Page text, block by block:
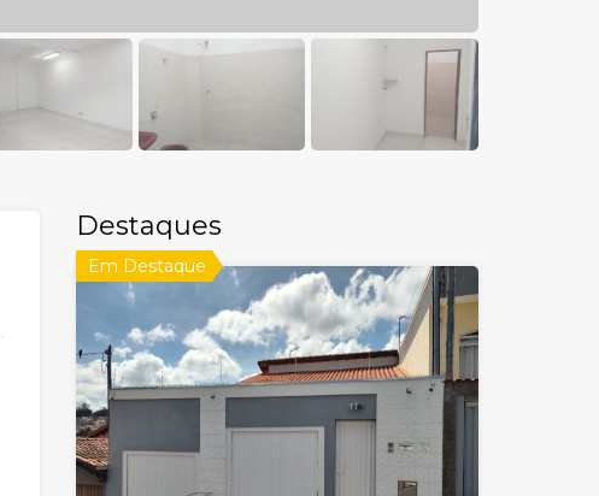
Destaques
Em Destaque